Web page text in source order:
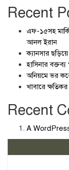
Recent
এফ-১৫সহ
আনল ইরান
ক্যানসার
হাসিনার
অনিয়মে ভর
খাবারে
Recent
A